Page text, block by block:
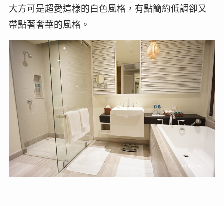
大方可是超愛這樣的白色風格，有點簡約低調卻又
帶點著奢華的風格。